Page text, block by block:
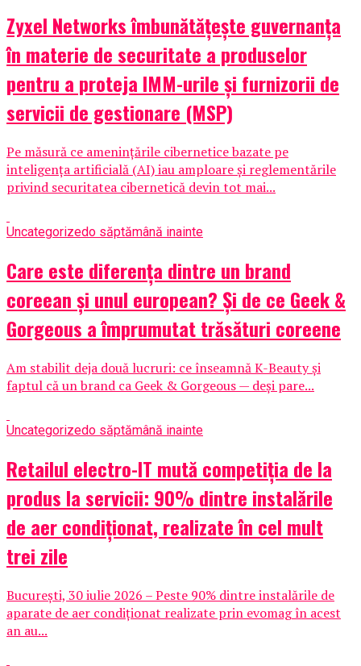
Zyxel Networks îmbunătățește guvernanța
în materie de securitate a produselor
pentru a proteja IMM-urile și furnizorii de
servicii de gestionare (MSP)
Pe măsură ce amenințările cibernetice bazate pe
inteligența artificială (AI) iau amploare și reglementările
privind securitatea cibernetică devin tot mai...
Uncategorizedo săptămână inainte
Care este diferența dintre un brand
coreean și unul european? Și de ce Geek &
Gorgeous a împrumutat trăsături coreene
Am stabilit deja două lucruri: ce înseamnă K-Beauty și
faptul că un brand ca Geek & Gorgeous — deși pare...
Uncategorizedo săptămână inainte
Retailul electro-IT mută competiția de la
produs la servicii: 90% dintre instalările
de aer condiționat, realizate în cel mult
trei zile
București, 30 iulie 2026 – Peste 90% dintre instalările de
aparate de aer condiționat realizate prin evomag în acest
an au...